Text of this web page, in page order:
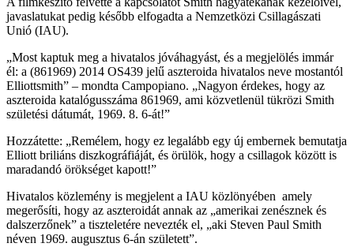
javaslatukat pedig később elfogadta a Nemzetközi Csillagászati
Unió (IAU).
„Most kaptuk meg a hivatalos jóváhagyást, és a megjelölés immár
él: a (861969) 2014 OS439 jelű aszteroida hivatalos neve mostantól
Elliottsmith” – mondta Campopiano. „Nagyon érdekes, hogy az
aszteroida katalógusszáma 861969, ami közvetlenül tükrözi Smith
születési dátumát, 1969. 8. 6-át!”
Hozzátette: „Remélem, hogy ez legalább egy új embernek bemutatja
Elliott briliáns diszkográfiáját, és örülök, hogy a csillagok között is
maradandó örökséget kapott!”
Hivatalos közlemény is megjelent a IAU közlönyében amely
megerősíti, hogy az aszteroidát annak az „amerikai zenésznek és
dalszerzőnek” a tiszteletére nevezték el, „aki Steven Paul Smith
néven 1969. augusztus 6-án született”.